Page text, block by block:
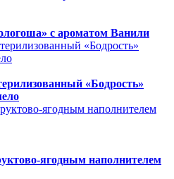
с ароматом Ванили
«Бодрость»
ягодным наполнителем